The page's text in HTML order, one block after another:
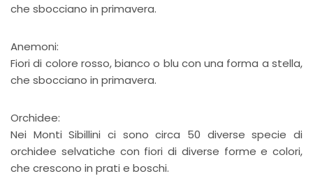
che sbocciano in primavera.
Anemoni:
Fiori di colore rosso, bianco o blu con una forma a stella,
che sbocciano in primavera.
Orchidee:
Nei Monti Sibillini ci sono circa 50 diverse specie di
orchidee selvatiche con fiori di diverse forme e colori,
che crescono in prati e boschi.